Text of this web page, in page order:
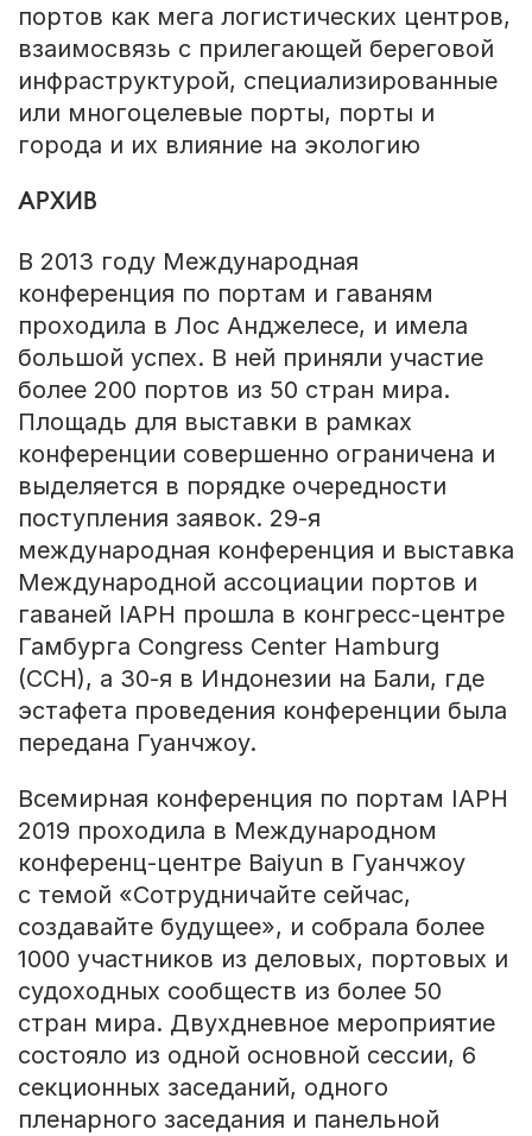
портов как мега логистических центров,
взаимосвязь с прилегающей береговой
инфраструктурой, специализированные
или многоцелевые порты, порты и
города и их влияние на экологию
АРХИВ
В 2013 году Международная
конференция по портам и гаваням
проходила в Лос Анджелесе, и имела
большой успех. В ней приняли участие
более 200 портов из 50 стран мира.
Площадь для выставки в рамках
конференции совершенно ограничена и
выделяется в порядке очередности
поступления заявок. 29-я
международная конференция и выставка
Международной ассоциации портов и
гаваней IAPH прошла в конгресс-центре
Гамбурга Congress Center Hamburg
(CCH), а 30-я в Индонезии на Бали, где
эстафета проведения конференции была
передана Гуанчжоу.
Всемирная конференция по портам IAPH
2019 проходила в Международном
конференц-центре Baiyun в Гуанчжоу
c темой «Сотрудничайте сейчас,
создавайте будущее», и собрала более
1000 участников из деловых, портовых и
судоходных сообществ из более 50
стран мира. Двухдневное мероприятие
состояло из одной основной сессии, 6
секционных заседаний, одного
пленарного заседания и панельной